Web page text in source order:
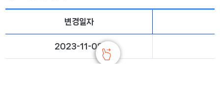
변경일자
2023-11-08